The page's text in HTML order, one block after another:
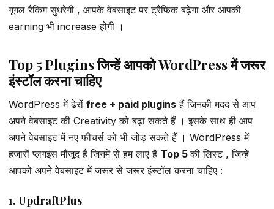
गूगल रैंकिंग सुधरेगी , आपके वेबसाइट पर ट्रैफिक बढ़ेगा और आपकी
earning भी increase होगी ।
Top 5 Plugins जिन्हें आपको WordPress में जरूर
इंस्टॉल करना चाहिए
WordPress में ढेरों free + paid plugins हैं जिनकी मदद से आप
अपने वेबसाइट की Creativity को बढ़ा सकते हैं । इसके साथ ही आप
अपने वेबसाइट में नए फीचर्स को भी जोड़ सकते हैं । WordPress में
हजारों प्लगइंस मौजूद हैं जिनमें से हम लाएं हैं Top 5की लिस्ट , जिन्हें
आपको अपने वेबसाइट में जरूर से जरूर इंस्टॉल करना चाहिए :
1. UpdraftPlus